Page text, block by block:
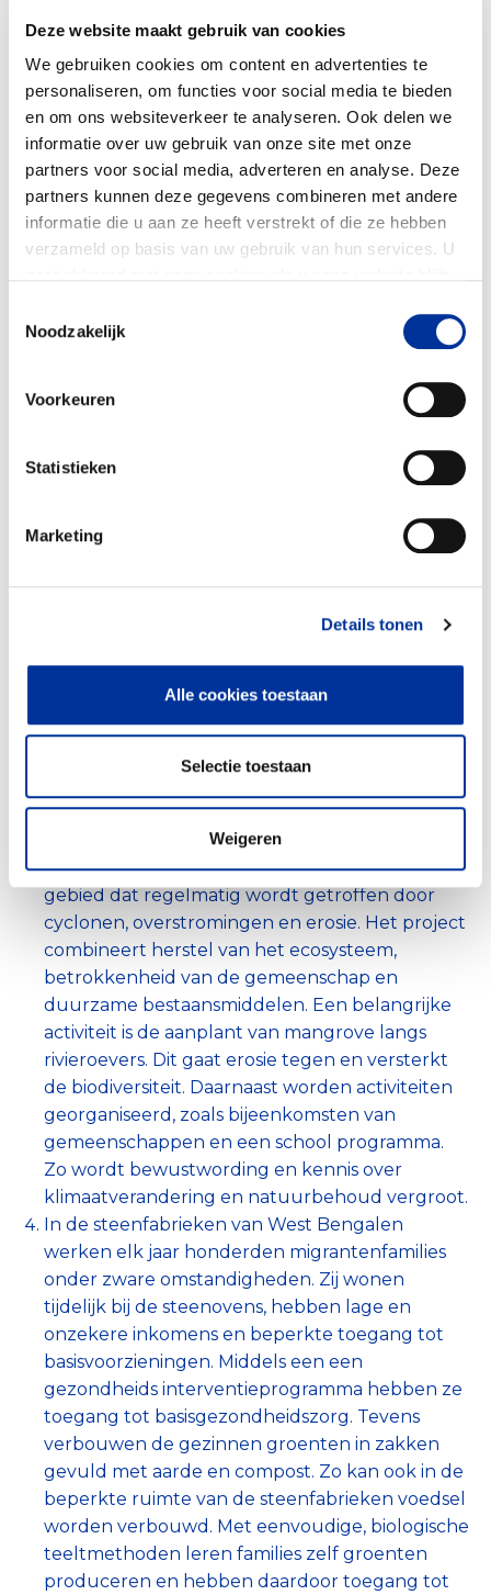
Deze website maakt gebruik van cookies
We gebruiken cookies om content en advertenties te
personaliseren, om functies voor social media te bieden
en om ons websiteverkeer te analyseren. Ook delen we
informatie over uw gebruik van onze site met onze
partners voor social media, adverteren en analyse. Deze
partners kunnen deze gegevens combineren met andere
informatie die u aan ze heeft verstrekt of die ze hebben
verzameld op basis van uw gebruik van hun services. U
Noodzakelijk
Voorkeuren
Statistieken
Marketing
Details tonen
Alle cookies toestaan
Selectie toestaan
Weigeren
(Directe) dienst- en
hulpverlening
100%
Sonagachi is een van de grootste en
dichtstbevolkte red-light districten in Azië.
Sekswerkers en hun kinderen hebben
seksueel overdraagbare aandoeningen, zoals
slechte hygiëne, ondervoeding en mentale
stress. Kinderen ervaren daarnaast stigma,
toegang tot ezondheidszorg. Het project
hygiëne; • mentale gezondheidsworkshops voor
distributie van gezondheids-, hygiëne- en
wordt versterkt en ziektes worden voorkomen.
Het verbeteren van de onderwijskansen van
aandacht voor uitdagingen in de
adolescentiefase, zoals schooluitval, vroegtijdige
toetreding tot de arbeidsmarkt en
Het project Climate Action and Biodiversity
wordt uitgevoerd in de Sundarbans, ten zuiden
van Kolkata. Dit is een ecologisch kwetsbaar
gebied dat regelmatig wordt getroffen door
cyclonen, overstromingen en erosie. Het project
combineert herstel van het ecosysteem,
betrokkenheid van de gemeenschap en
duurzame bestaansmiddelen. Een belangrijke
activiteit is de aanplant van mangrove langs
rivieroevers. Dit gaat erosie tegen en versterkt
de biodiversiteit. Daarnaast worden activiteiten
georganiseerd, zoals bijeenkomsten van
gemeenschappen en een school programma.
Zo wordt bewustwording en kennis over
klimaatverandering en natuurbehoud vergroot.
In de steenfabrieken van West Bengalen
werken elk jaar honderden migrantenfamilies
onder zware omstandigheden. Zij wonen
tijdelijk bij de steenovens, hebben lage en
onzekere inkomens en beperkte toegang tot
basisvoorzieningen. Middels een een
gezondheids interventieprogramma hebben ze
toegang tot basisgezondheidszorg. Tevens
verbouwen de gezinnen groenten in zakken
gevuld met aarde en compost. Zo kan ook in de
beperkte ruimte van de steenfabrieken voedsel
worden verbouwd. Met eenvoudige, biologische
teeltmethoden leren families zelf groenten
produceren en hebben daardoor toegang tot